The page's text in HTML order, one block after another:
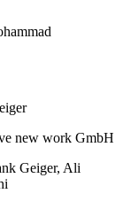
new work GmbH
Geiger, Ali